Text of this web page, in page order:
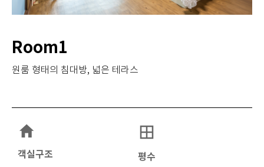
Room1
원룸 형태의 침대방, 넓은 테라스
객실구조
border_all
평수